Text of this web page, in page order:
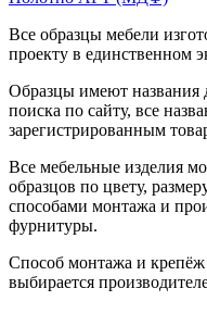
Все образцы мебели
проекту в единственном
Образцы имеют названия
поиска по сайту, все
зарегистрированным
Все мебельные изделия
образцов по цвету,
способами монтажа и
фурнитуры.
Способ монтажа и крепёж
выбирается